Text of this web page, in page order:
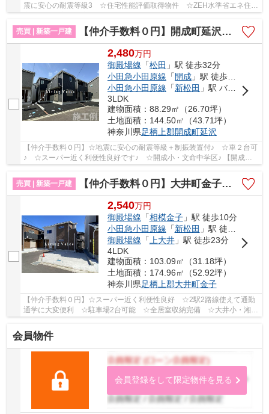
震に安心の耐震等級3 ☆住宅性能評価取得物件 ☆ZEH水準省エネ住
売買 | 新築一戸建
【仲介手数料０円】開成町延沢第18 新築一戸建て 全3棟
2,480万円
御殿場線 「松田 」駅 徒歩32分
小田急小田原線 「開成」駅 徒歩33分
小田急小田原線 「新松田 」駅 バス10分 「開成小学校（神奈川県）」 停歩7分
3LDK
建物面積：88.29㎡（26.70坪）
土地面積：144.50㎡（43.71坪）
神奈川県足柄上郡開成町延沢
【仲介手数料０円】☆地震に安心の耐震等級＋制振装置付♪ ☆車２台可
♪ ☆スーパー近く利便性良好です♪ ☆開成小・文命中学区♪ 【開成町
の新築一戸建ての事ならリビングボイスにお任せ下...
売買 | 新築一戸建
【仲介手数料０円】大井町金子 新築一戸建て 全8棟
2,540万円
御殿場線 「相模金子」駅 徒歩10分
小田急小田原線 「新松田 」駅 徒歩24分
御殿場線 「 上大井」駅 徒歩23分
4LDK
建物面積：103.09㎡（31.18坪）
土地面積：174.96㎡（52.92坪）
神奈川県足柄上郡大井町金子
【仲介手数料０円】☆スーパー近く利便性良好 ☆2駅2路線使えて通勤
通学に大変便利 ☆駐車場2台可能 ☆全居室収納完備 ☆大井小・湘光
中学区 ☆閑静な住宅街 ☆キッチン横便利なパント...
会員物件
会員登録をして限定物件を見る